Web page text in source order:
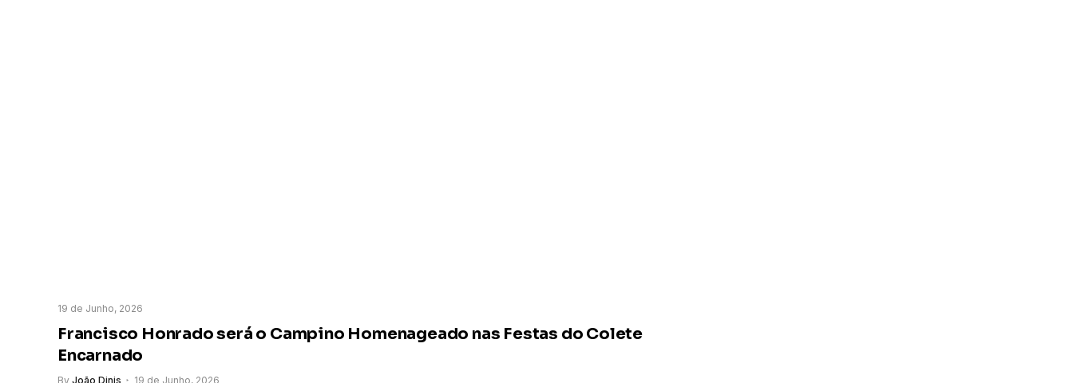
19 de Junho, 2026
Francisco Honrado será o Campino Homenageado nas Festas do Colete
Encarnado
By João Dinis 19 de Junho, 2026